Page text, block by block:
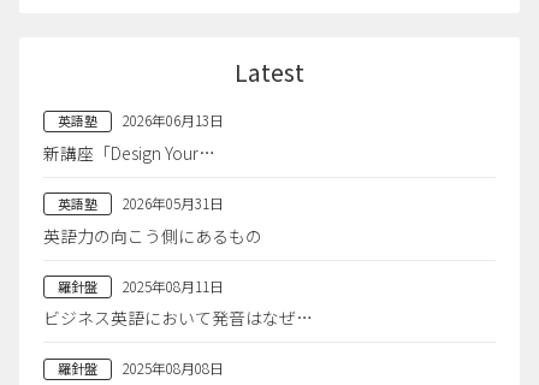
Latest
英語塾 2026年06月13日
新講座「Design Your…
英語塾 2026年05月31日
英語力の向こう側にあるもの
羅針盤 2025年08月11日
ビジネス英語において発音はなぜ…
羅針盤 2025年08月08日